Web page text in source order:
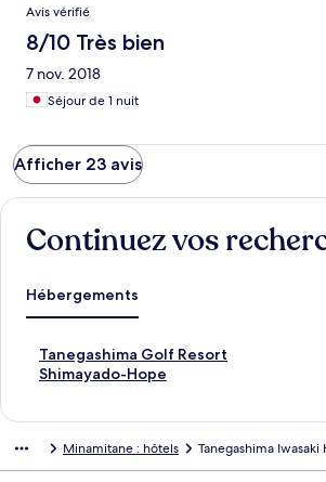
Avis vérifié
8/10 Très bien
7 nov. 2018
Séjour de 1 nuit
Afficher 23 avis
Continuez vos
Hébergements
Tanegashima Golf Resort
L
i
v
Shimayado-Hope
L
u
Minamitane : hôtels Tanegashima Iwasaki